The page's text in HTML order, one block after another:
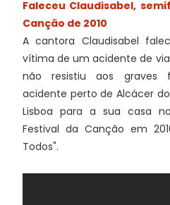
Faleceu Claudisabel,
Canção de 2010
A cantora Claudisabel
vítima de um acidente de
não resistiu aos graves
acidente perto de Alcácer
Lisboa para a sua casa
Festival da Canção em
Todos".